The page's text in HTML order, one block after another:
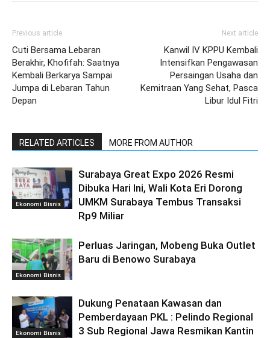
Previous article
Cuti Bersama Lebaran
Berakhir, Khofifah: Saatnya
Kembali Berkarya Sampai
Jumpa di Lebaran Tahun
Depan
Next article
Kanwil IV KPPU Kembali
Intensifkan Pengawasan
Persaingan Usaha dan
Kemitraan Yang Sehat, Pasca
Libur Idul Fitri
RELATED ARTICLES MORE FROM AUTHOR
Ekonomi Bisnis
Surabaya Great Expo 2026 Resmi
Dibuka Hari Ini, Wali Kota Eri Dorong
UMKM Surabaya Tembus Transaksi
Rp9 Miliar
Ekonomi Bisnis
Perluas Jaringan, Mobeng Buka Outlet
Baru di Benowo Surabaya
Ekonomi Bisnis
Dukung Penataan Kawasan dan
Pemberdayaan PKL : Pelindo Regional
3 Sub Regional Jawa Resmikan Kantin